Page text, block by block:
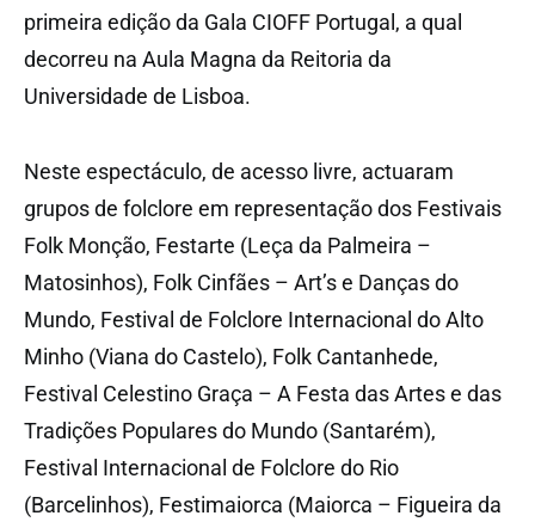
primeira edição da Gala CIOFF Portugal, a qual
decorreu na Aula Magna da Reitoria da
Universidade de Lisboa.
Neste espectáculo, de acesso livre, actuaram
grupos de folclore em representação dos Festivais
Folk Monção, Festarte (Leça da Palmeira –
Matosinhos), Folk Cinfães – Art’s e Danças do
Mundo, Festival de Folclore Internacional do Alto
Minho (Viana do Castelo), Folk Cantanhede,
Festival Celestino Graça – A Festa das Artes e das
Tradições Populares do Mundo (Santarém),
Festival Internacional de Folclore do Rio
(Barcelinhos), Festimaiorca (Maiorca – Figueira da